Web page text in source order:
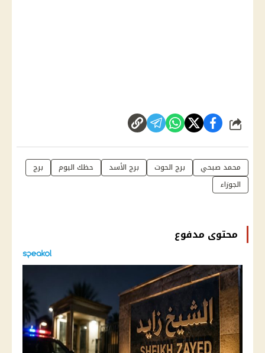
شارك
محمد صبحي برج الحوت برج الأسد حظك اليوم
برج
الجوزاء
محتوى مدفوع